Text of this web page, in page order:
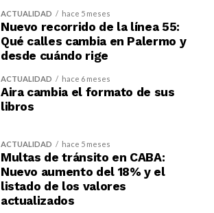
ACTUALIDAD hace 5 meses
Nuevo recorrido de la línea 55:
Qué calles cambia en Palermo y
desde cuándo rige
ACTUALIDAD hace 6 meses
Aira cambia el formato de sus
libros
ACTUALIDAD hace 5 meses
Multas de tránsito en CABA:
Nuevo aumento del 18% y el
listado de los valores
actualizados